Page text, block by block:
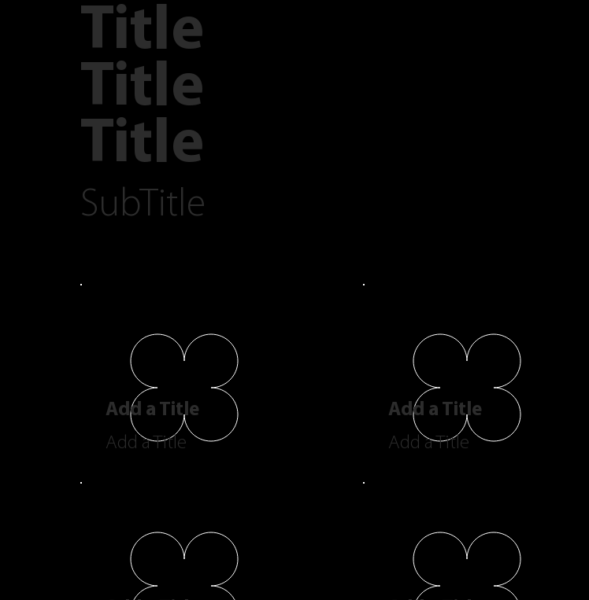
Title
Title
Title
SubTitle
Add a Title
Add a Title
Add a Title
Add a Title